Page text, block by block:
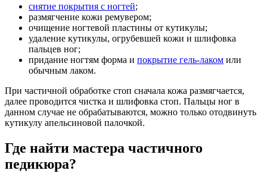
снятие покрытия с ногтей;
размягчение кожи ремувером;
очищение ногтевой пластины от кутикулы;
удаление кутикулы, огрубевшей кожи и шлифовка
пальцев ног;
придание ногтям форма и покрытие гель-лаком или
обычным лаком.
При частичной обработке стоп сначала кожа размягчается,
далее проводится чистка и шлифовка стоп. Пальцы ног в
данном случае не обрабатываются, можно только отодвинуть
кутикулу апельсиновой палочкой.
Где найти мастера частичного
педикюра?